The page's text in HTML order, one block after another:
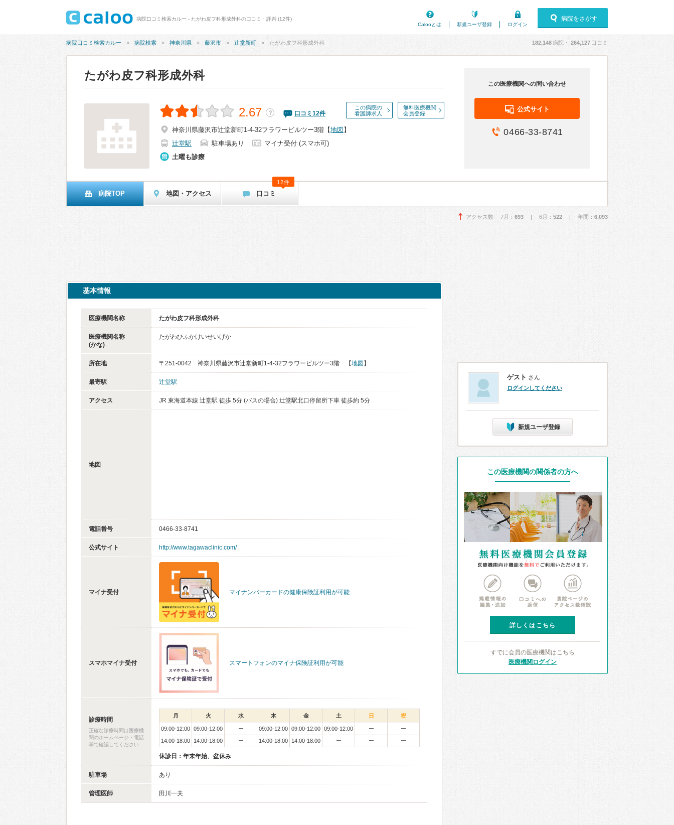
病院口コミ検索カルー - たがわ皮フ科形成外科の口コミ・評判 (12件)
Calooとは
新規ユーザ登録 ログイン
病院をさがす
病院口コミ検索カルー 病院検索 神奈川県 藤沢市 辻堂新町 たがわ皮フ科形成外科 182,148病院・ 264,127 口コミ
たがわ皮フ科形成外科
この病院の
看護師求人
無料医療機関
会員登録
2.67 ？ 口コミ 12件
神奈川県藤沢市辻堂新町1-4-32フラワービルツー3階 【地図 】
辻堂駅
駐車場あり
マイナ受付 (スマホ可)
土曜も診療
この医療機関への問い合わせ
公式サイト
0466-33-8741
病院TOP 地図・アクセス 口コミ
12件
アクセス数 7月： 693 | 6月： 522 | 年間： 6,093
基本情報
医療機関名称 たがわ皮フ科形成外科
医療機関名称
(かな)
たがわひふかけいせいげか
所在地 〒251-0042 神奈川県藤沢市辻堂新町1-4-32フラワービルツー3階 【地図 】
最寄駅 辻堂駅
アクセス JR 東海道本線 辻堂駅 徒歩 5分 (バスの場合) 辻堂駅北口停留所下車 徒歩約 5分
地図
電話番号 0466-33-8741
公式サイト http://www.tagawaclinic.com/
マイナ受付 マイナンバーカードの健康保険証利用が可能
スマホマイナ受付 スマートフォンのマイナ保険証利用が可能
診療時間
正確な診療時間は医療機
関のホームページ・電話
等で確認してください
月 火 水 木 金 土 日 祝
09:00-12:00 09:00-12:00 ー 09:00-12:00 09:00-12:00 09:00-12:00 ー
ー
14:00-18:00
14:00-18:00 ー 14:00-18:00 14:00-18:00 ー ー ー
休診日：年末年始、盆休み
駐車場 あり
管理医師 田川一夫
ゲスト さん
ログインしてください
新規ユーザ登録
この医療機関の関係者の方へ
詳しくはこちら
すでに会員の医療機関はこちら
医療機関ログイン